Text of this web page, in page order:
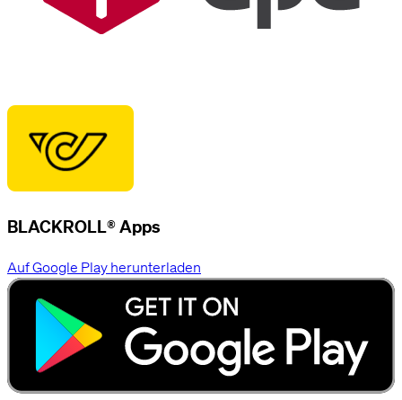
BLACKROLL® Apps
Auf Google Play herunterladen